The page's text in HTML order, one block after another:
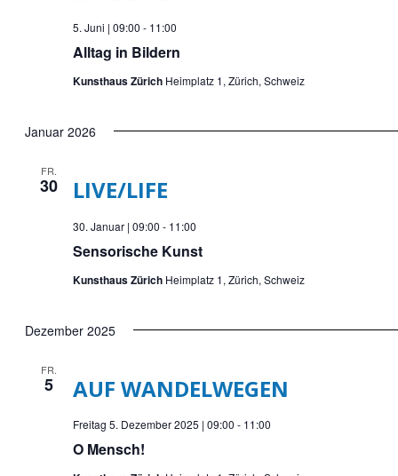
Alltag in Bildern
5. Juni | 09:00 - 11:00
Kunsthaus Zürich Heimplatz 1, Zürich, Schweiz
Januar 2026
FR.
30
Sensorische Kunst
LIVE/LIFE
30. Januar | 09:00 - 11:00
Kunsthaus Zürich Heimplatz 1, Zürich, Schweiz
Dezember 2025
FR.
5
O Mensch!
AUF WANDELWEGEN
Freitag 5. Dezember 2025 | 09:00 - 11:00